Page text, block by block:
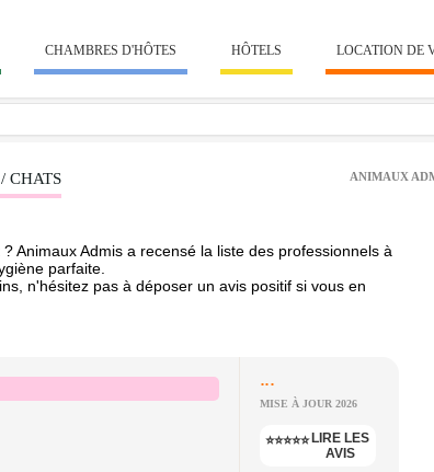
CHAMBRES D'HÔTES HÔTELS LOCATION DE
CHATS ANIMAUX
Animaux Admis a recensé la liste des professionnels à
parfaite.
n'hésitez pas à déposer un avis positif si vous en
...
MISE À JOUR 2026
⭐⭐⭐⭐⭐ LIRE LES
AVIS